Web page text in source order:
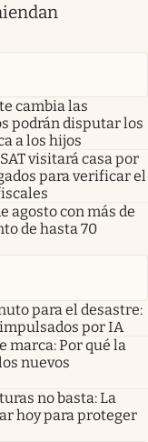
cambia las
podrán disputar los
a los hijos
visitará casa por
para verificar el
agosto con más de
de hasta 70
para el desastre:
por IA
marca: Por qué la
nuevos
no basta: La
hoy para proteger